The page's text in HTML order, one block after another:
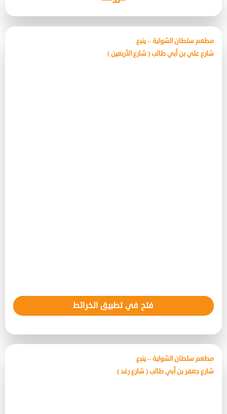
مطعم سلطان الشواية – ينبع
شارع علي بن أبي طالب ( شارع الأربعين )
فتح في تطبيق الخرائط
مطعم سلطان الشواية – ينبع
شارع جعفر بن أبي طالب ( شارع رغد )